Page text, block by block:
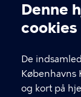
Denne
cookies
De
Københavns
og kort på
Kontakt
T
fFind
CVR-